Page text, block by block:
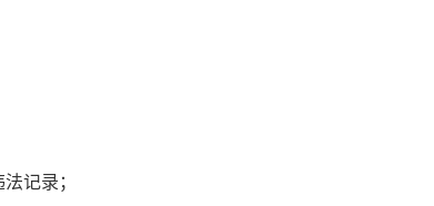
记录；